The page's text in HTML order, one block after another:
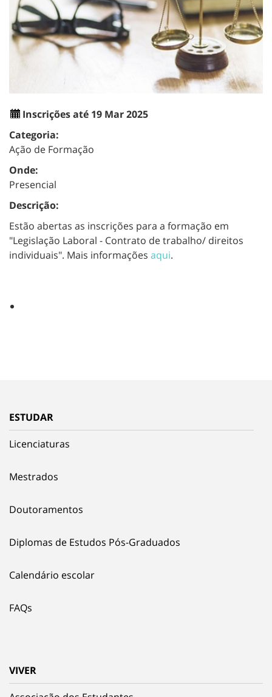
Inscrições até 19 Mar 2025
Categoria:
Ação de Formação
Onde:
Presencial
Descrição:
Estão abertas as inscrições para a formação em
"Legislação Laboral - Contrato de trabalho/ direitos
individuais". Mais informações aqui.
ESTUDAR
Licenciaturas
Mestrados
Doutoramentos
Diplomas de Estudos Pós-Graduados
Calendário escolar
FAQs
VIVER